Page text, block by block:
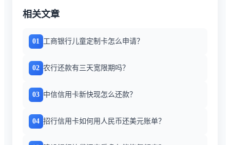
相关文章
01 工商银行儿童定制卡怎么申请？
02 农行还款有三天宽限期吗？
03 中信信用卡新快现怎么还款？
04 招行信用卡如何用人民币还美元账单？